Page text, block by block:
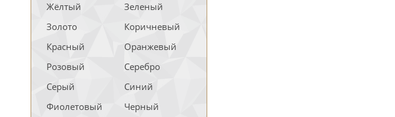
Жёлтый
Зеленый
Золото
Коричневый
Красный
Оранжевый
Розовый
Серебро
Серый
Синий
Фиолетовый
Черный